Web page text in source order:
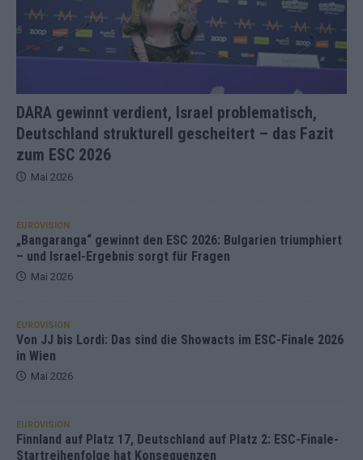
DARA gewinnt verdient, Israel problematisch,
Deutschland strukturell gescheitert – das Fazit
zum ESC 2026
Mai 2026
EUROVISION
„Bangaranga“ gewinnt den ESC 2026: Bulgarien triumphiert
– und Israel-Ergebnis sorgt für Fragen
Mai 2026
EUROVISION
Von JJ bis Lordi: Das sind die Showacts im ESC-Finale 2026
in Wien
Mai 2026
EUROVISION
Finnland auf Platz 17, Deutschland auf Platz 2: ESC-Finale-
Startreihenfolge hat Konsequenzen